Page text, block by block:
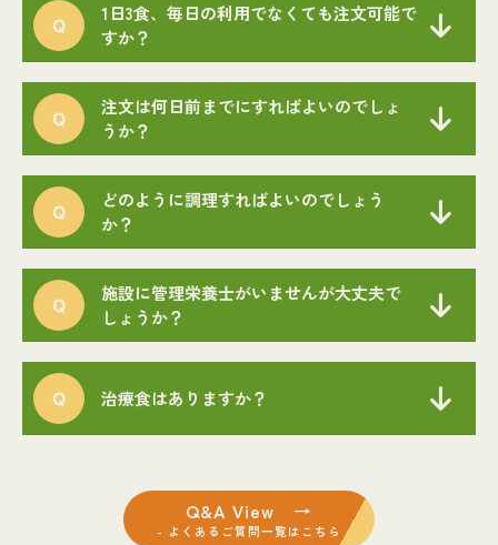
1日3食、毎日の利用でなくても注文可能で
すか？
注文は何日前までにすればよいのでしょ
うか？
どのように調理すればよいのでしょう
か？
施設に管理栄養士がいませんが大丈夫で
しょうか？
治療食はありますか？
Q&A View →
- よくあるご質問一覧はこちら